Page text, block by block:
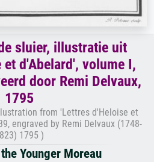
sluier, illustratie uit
d'Abelard', volume I,
door Remi Delvaux,
1795
from 'Lettres d'Heloise et
engraved by Remi Delvaux (1748-
1795 )
Younger Moreau